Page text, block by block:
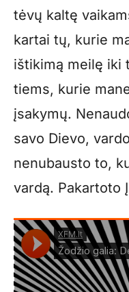
tėvų kaltę
kartai tų, kurie
ištikimą meilę iki
tiems, kurie
įsakymų.
savo Dievo,
nenubausto to,
vardą. Pakartoto